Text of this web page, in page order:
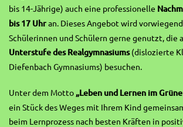
bis 14-Jährige) auch eine professionelle
bis 17 Uhran. Dieses Angebot wird
Schülerinnen und Schülern gerne genutzt, die
Unterstufe des Realgymnasiums(dislozierte
Diefenbach Gymnasiums) besuchen.
Unter dem Motto „Leben und Lernen im
ein Stück des Weges mit Ihrem Kind
beim Lernprozess nach besten Kräften in